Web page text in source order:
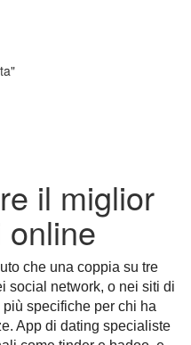
il miglior
che una coppia su tre
social network, o nei siti di
specifiche per chi ha
App di dating specialiste